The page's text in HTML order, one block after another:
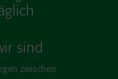
sind
zwischen